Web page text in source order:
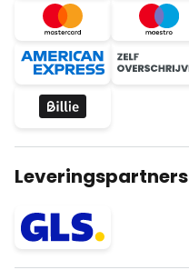
Leveringspartners